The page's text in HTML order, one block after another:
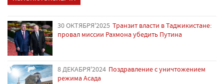
30 ОКТЯБРЯ'2025 Транзит власти в Таджикистане:
провал миссии Рахмона убедить Путина
8 ДЕКАБРЯ'2024 Поздравление с уничтожением
режима Асада